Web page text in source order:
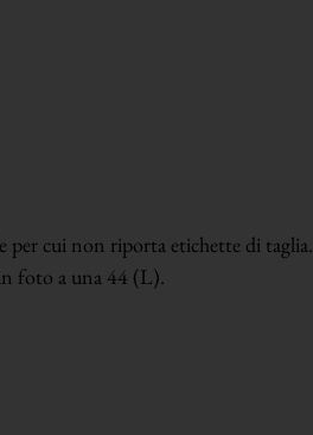
per cui non riporta etichette di taglia.
foto a una 44 (L).